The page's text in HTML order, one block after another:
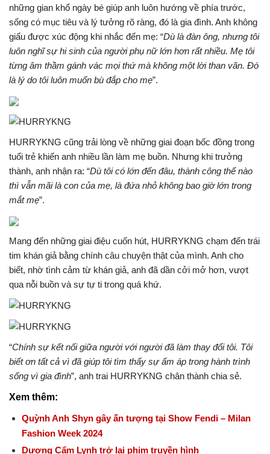
những gian khổ ngày bé giúp anh luôn hướng về phía trước,
sống có mục tiêu và lý tưởng rõ ràng, đó là gia đình. Anh không
giấu được xúc động khi nhắc đến mẹ: “Dù là đàn ông, nhưng tôi
luôn nghĩ sự hi sinh của người phụ nữ lớn hơn rất nhiều. Mẹ tôi
từng âm thầm gánh vác mọi thứ mà không một lời than vãn. Đó
là lý do tôi luôn muốn bù đắp cho mẹ”.
HURRYKNG cũng trải lòng về những giai đoạn bốc đồng trong
tuổi trẻ khiến anh nhiều lần làm mẹ buồn. Nhưng khi trưởng
thành, anh nhận ra: “Dù tôi có lớn đến đâu, thành công thế nào
thì vẫn mãi là con của mẹ, là đứa nhỏ không bao giờ lớn trong
mắt mẹ”.
Mang đến những giai điệu cuốn hút, HURRYKNG chạm đến trái
tim khán giả bằng chính câu chuyện thật của mình. Anh cho
biết, nhờ tình cảm từ khán giả, anh đã dần cởi mở hơn, vượt
qua nỗi buồn và sự tự ti trong quá khứ.
“Chính sự kết nối giữa người với người đã làm thay đổi tôi. Tôi
biết ơn tất cả vì đã giúp tôi tìm thấy sự ấm áp trong hành trình
sống vì gia đình”, anh trai HURRYKNG chân thành chia sẻ.
Xem thêm:
Quỳnh Anh Shyn gây ấn tượng tại Show Fendi – Milan
Fashion Week 2024
Dương Cẩm Lynh trở lại phim truyền hình